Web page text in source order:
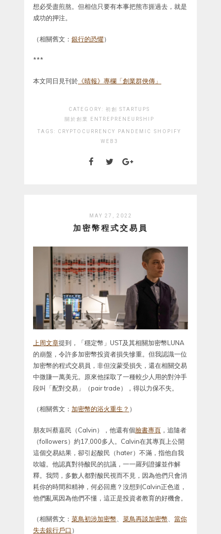
想必受盡煎熬。但相信只要有本事把熊市捱過去，就是
成功的押注。
（相關舊文： 銀行的恐懼）
***
本文同日見刊於 《晴報》專欄「創業群俠傳」
CATEGORY: 初創 STARTUPS
關於創業 ENTREPRENEURSHIP
TAGS: CRYPTOCURRENCY PANDEMIC
SHOPIFY
WEB3
MAY 27, 2022
加密幣程式交易員
上周文章提到，「穩定幣」UST及其相關加密幣LUNA
的崩盤，令許多加密幣投資者損失慘重。但我認識一位
加密幣的程式交易員，非但沒蒙受損失，還在相關交易
中微賺一萬美元。原來他採取了一種較少人用的對沖手
段叫「配對交易」（pair trade），得以力保不失。
（相關舊文： 加密幣的浴火重生？ ）
朋友叫蔡嘉民（Calvin），他還有個臉書專頁 ，追隨者
（followers）約17,000多人。Calvin在其專頁上公開
這個交易結果，卻引起酸民（hater）不滿，指他自我
吹噓。他認真對待酸民的抗議，一一羅列證據並作解
釋。我問，多數人都對酸民視而不見，因為他們只會消
耗你的時間和精神，何必回應？沒想到Calvin正色道，
他們亂罵因為他們不懂，這正是投資者教育的好機會。
（相關舊文： 菜鳥初涉加密幣 菜鳥再談加密幣
當你
失去銀行戶口 ）